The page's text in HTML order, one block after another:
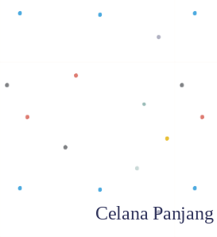
Celana